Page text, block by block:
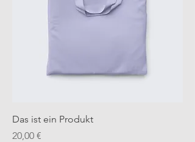
Das ist ein Produkt
Preis
20,00 €